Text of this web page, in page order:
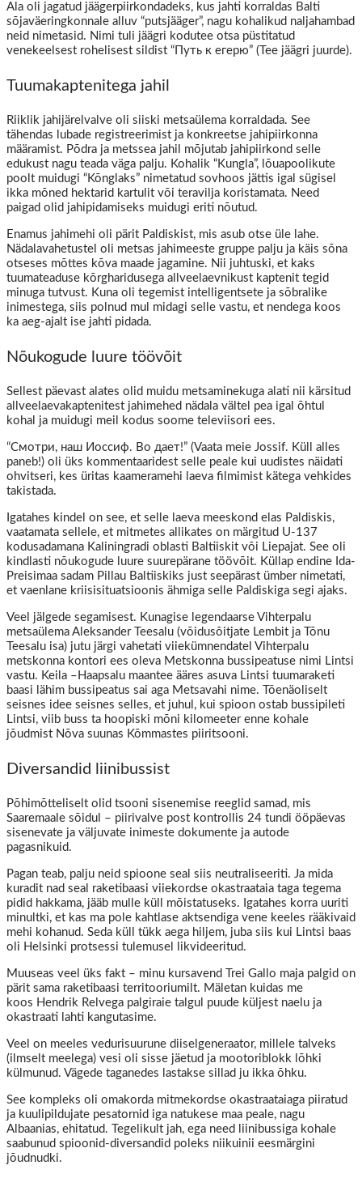
Ala oli jagatud jäägerpiirkondadeks, kus jahti korraldas Balti
sõjaväeringkonnale alluv “putsjääger”, nagu kohalikud naljahambad
neid nimetasid. Nimi tuli jäägri kodutee otsa püstitatud
venekeelsest rohelisest sildist “Путь к егерю” (Tee jäägri juurde).
Tuumakaptenitega jahil
Riiklik jahijärelvalve oli siiski metsaülema korraldada. See
tähendas lubade registreerimist ja konkreetse jahipiirkonna
määramist. Põdra ja metssea jahil mõjutab jahipiirkond selle
edukust nagu teada väga palju. Kohalik “Kungla”, lõuapoolikute
poolt muidugi “Kõnglaks” nimetatud sovhoos jättis igal sügisel
ikka mõned hektarid kartulit või teravilja koristamata. Need
paigad olid jahipidamiseks muidugi eriti nõutud.
Enamus jahimehi oli pärit Paldiskist, mis asub otse üle lahe.
Nädalavahetustel oli metsas jahimeeste gruppe palju ja käis sõna
otseses mõttes kõva maade jagamine. Nii juhtuski, et kaks
tuumateaduse kõrgharidusega allveelaevnikust kaptenit tegid
minuga tutvust. Kuna oli tegemist intelligentsete ja sõbralike
inimestega, siis polnud mul midagi selle vastu, et nendega koos
ka aeg-ajalt ise jahti pidada.
Nõukogude luure töövõit
Sellest päevast alates olid muidu metsaminekuga alati nii kärsitud
allveelaevakaptenitest jahimehed nädala vältel pea igal õhtul
kohal ja muidugi meil kodus soome televiisori ees.
“Смотри, наш Иоссиф. Во дает!” (Vaata meie Jossif. Küll alles
paneb!) oli üks kommentaaridest selle peale kui uudistes näidati
ohvitseri, kes üritas kaameramehi laeva filmimist kätega vehkides
takistada.
Igatahes kindel on see, et selle laeva meeskond elas Paldiskis,
vaatamata sellele, et mitmetes allikates on märgitud U-137
kodusadamana Kaliningradi oblasti Baltiiskit või Liepajat. See oli
kindlasti nõukogude luure suurepärane töövõit. Küllap endine Ida-
Preisimaa sadam Pillau Baltiiskiks just seepärast ümber nimetati,
et vaenlane kriisisituatsioonis ähmiga selle Paldiskiga segi ajaks.
Veel jälgede segamisest. Kunagise legendaarse Vihterpalu
metsaülema Aleksander Teesalu (võidusõitjate Lembit ja Tõnu
Teesalu isa) jutu järgi vahetati viiekümnendatel Vihterpalu
metskonna kontori ees oleva Metskonna bussipeatuse nimi Lintsi
vastu. Keila –Haapsalu maantee ääres asuva Lintsi tuumaraketi
baasi lähim bussipeatus sai aga Metsavahi nime. Tõenäoliselt
seisnes idee seisnes selles, et juhul, kui spioon ostab bussipileti
Lintsi, viib buss ta hoopiski mõni kilomeeter enne kohale
jõudmist Nõva suunas Kõmmastes piiritsooni.
Diversandid liinibussist
Põhimõtteliselt olid tsooni sisenemise reeglid samad, mis
Saaremaale sõidul – piirivalve post kontrollis 24 tundi ööpäevas
sisenevate ja väljuvate inimeste dokumente ja autode
pagasnikuid.
Pagan teab, palju neid spioone seal siis neutraliseeriti. Ja mida
kuradit nad seal raketibaasi viiekordse okastraataia taga tegema
pidid hakkama, jääb mulle küll mõistatuseks. Igatahes korra uuriti
minultki, et kas ma pole kahtlase aktsendiga vene keeles rääkivaid
mehi kohanud. Seda küll tükk aega hiljem, juba siis kui Lintsi baas
oli Helsinki protsessi tulemusel likvideeritud.
Muuseas veel üks fakt – minu kursavend Trei Gallo maja palgid on
pärit sama raketibaasi territooriumilt. Mäletan kuidas me
koos Hendrik Relvega palgiraie talgul puude küljest naelu ja
okastraati lahti kangutasime.
Veel on meeles vedurisuurune diiselgeneraator, millele talveks
(ilmselt meelega) vesi oli sisse jäetud ja mootoriblokk lõhki
külmunud. Vägede taganedes lastakse sillad ju ikka õhku.
See kompleks oli omakorda mitmekordse okastraataiaga piiratud
ja kuulipildujate pesatornid iga natukese maa peale, nagu
Albaanias, ehitatud. Tegelikult jah, ega need liinibussiga kohale
saabunud spioonid-diversandid poleks niikuinii eesmärgini
jõudnudki.